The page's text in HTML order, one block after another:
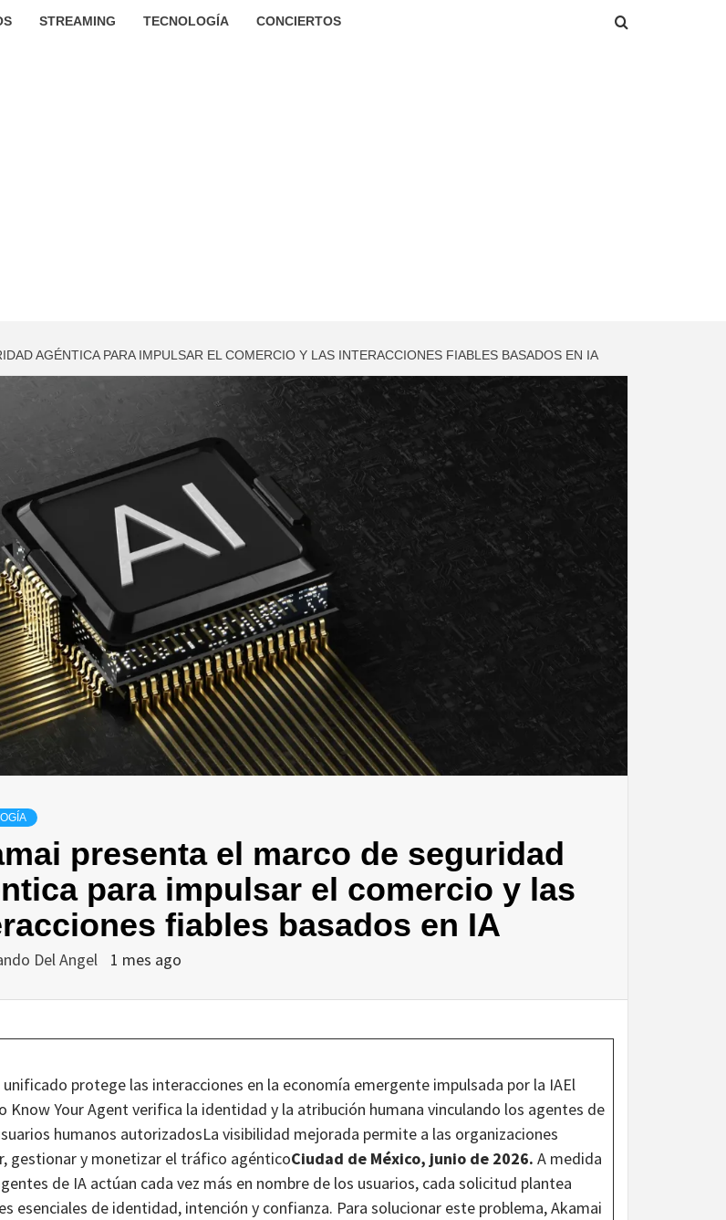
STREAMING TECNOLOGÍA CONCIERTOS
AGÉNTICA PARA IMPULSAR EL COMERCIO Y LAS INTERACCIONES FIABLES BASADOS EN IA
presenta el marco de seguridad
para impulsar el comercio y las
fiables basados en IA
Del Angel 1 mes ago
unificado protege las interacciones en la economía emergente impulsada por la IAEl
Know Your Agent verifica la identidad y la atribución humana vinculando los agentes de
humanos autorizadosLa visibilidad mejorada permite a las organizaciones
gestionar y monetizar el tráfico agénticoCiudad de México, junio de 2026. A medida
de IA actúan cada vez más en nombre de los usuarios, cada solicitud plantea
esenciales de identidad, intención y confianza. Para solucionar este problema, Akamai